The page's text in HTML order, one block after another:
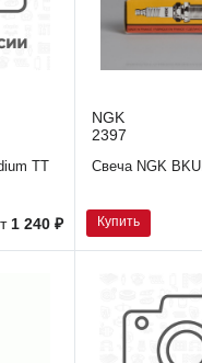
TT
1 240 ₽
NGK
2397
Свеча NGK
Купить